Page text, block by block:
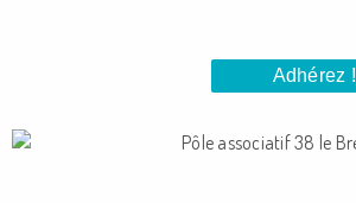
Adhérez !